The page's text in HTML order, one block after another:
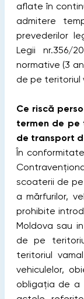
aflate în
admitere
prevederilor
Legii nr.356/
normative (3
de pe teritoriul
Ce riscă
termen de pe
de transport
În
scoaterii de
a mărfurilor,
prohibite
Moldova sau
de pe
teritoriul
vehiculelor,
obligaţia de a